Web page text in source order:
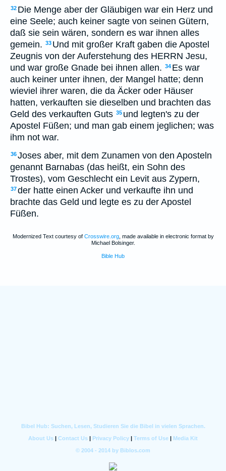
32 Die Menge aber der Gläubigen war ein Herz und
eine Seele; auch keiner sagte von seinen Gütern,
daß sie sein wären, sondern es war ihnen alles
gemein. 33 Und mit großer Kraft gaben die Apostel
Zeugnis von der Auferstehung des HERRN Jesu,
und war große Gnade bei ihnen allen. 34 Es war
auch keiner unter ihnen, der Mangel hatte; denn
wieviel ihrer waren, die da Äcker oder Häuser
hatten, verkauften sie dieselben und brachten das
Geld des verkauften Guts 35 und legten's zu der
Apostel Füßen; und man gab einem jeglichen; was
ihm not war.
36Joses aber, mit dem Zunamen von den Aposteln
genannt Barnabas (das heißt, ein Sohn des
Trostes), vom Geschlecht ein Levit aus Zypern,
37der hatte einen Acker und verkaufte ihn und
brachte das Geld und legte es zu der Apostel
Füßen.
Modernized Text courtesy of Crosswire.org, made available in electronic format by
Michael Bolsinger.
Bible Hub